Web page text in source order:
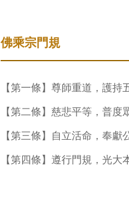
佛乘宗門規
【第一條】尊師重道，護持
【第二條】慈悲平等，普度
【第三條】自立活命，奉獻
【第四條】遵行門規，光大